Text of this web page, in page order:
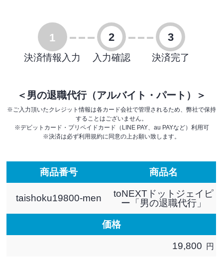
1
決済情報入力
2
入力確認
3
決済完了
＜男の退職代行（アルバイト・パート）＞
※ご入力頂いたクレジット情報は各カード会社で管理されるため、弊社で保持
することはございません。
※デビットカード・プリペイドカード（LINE PAY、au PAYなど）利用可
※決済は必ず利用規約に同意の上お願い致します。
商品番号 商品名
taishoku19800-men
toNEXTドットジェイピ
ー「男の退職代行」
価格
19,800 円